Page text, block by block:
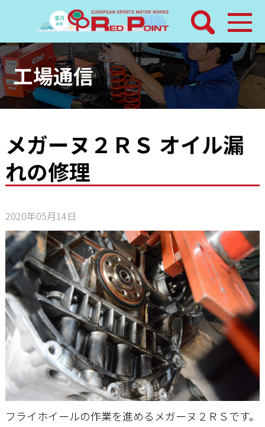
検索
ホーム
トピックス
レッドポイントパーツ
店舗案内
工場通信
お問い合わせ
工場通信
メガーヌ２ＲＳ オイル漏
れの修理
2020年05月14日
フライホイールの作業を進めるメガーヌ２ＲＳです。